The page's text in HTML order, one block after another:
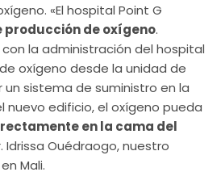
«El hospital Point G
producción de oxígeno.
la administración del hospital
oxígeno desde la unidad de
sistema de suministro en la
nuevo edificio, el oxígeno pueda
en la cama del
Idrissa Ouédraogo, nuestro
Mali.